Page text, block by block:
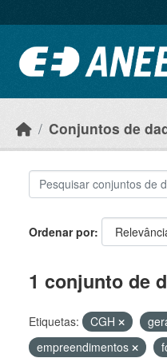
Conjuntos de
Ordenar por
1 conjunto de
Etiquetas: CGH
empreendimentos